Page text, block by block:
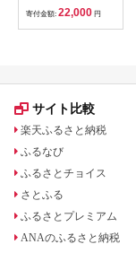
津若松市 東山温泉 旅
行 クーポン 利用券
[0800]
寄付金額: 22,000 円
サイト比較
楽天ふるさと納税
ふるなび
ふるさとチョイス
さとふる
ふるさとプレミアム
ANAのふるさと納税